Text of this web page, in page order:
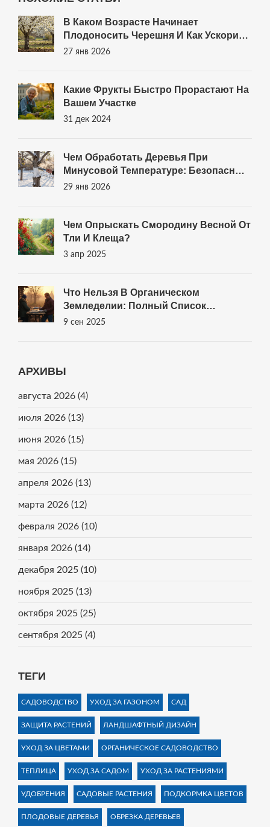
В Каком Возрасте Начинает
Плодоносить Черешня И Как Ускорить
Первый Урожай
27 янв 2026
Какие Фрукты Быстро Прорастают На
Вашем Участке
31 дек 2024
Чем Обработать Деревья При
Минусовой Температуре: Безопасные
Способы Защиты От Морозов И
29 янв 2026
Чем Опрыскать Смородину Весной От
Тли И Клеща?
3 апр 2025
Что Нельзя В Органическом
Земледелии: Полный Список
Запретов И Рабочие Альтернативы
9 сен 2025
АРХИВЫ
августа 2026 (4)
июля 2026 (13)
июня 2026 (15)
мая 2026 (15)
апреля 2026 (13)
марта 2026 (12)
февраля 2026 (10)
января 2026 (14)
декабря 2025 (10)
ноября 2025 (13)
октября 2025 (25)
сентября 2025 (4)
ТЕГИ
САДОВОДСТВО УХОД ЗА ГАЗОНОМ САД
ЗАЩИТА РАСТЕНИЙ ЛАНДШАФТНЫЙ ДИЗАЙН
УХОД ЗА ЦВЕТАМИ ОРГАНИЧЕСКОЕ САДОВОДСТВО
ТЕПЛИЦА УХОД ЗА САДОМ УХОД ЗА РАСТЕНИЯМИ
УДОБРЕНИЯ САДОВЫЕ РАСТЕНИЯ ПОДКОРМКА ЦВЕТОВ
ПЛОДОВЫЕ ДЕРЕВЬЯ ОБРЕЗКА ДЕРЕВЬЕВ